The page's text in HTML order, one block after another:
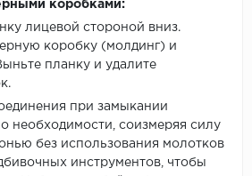
коробками:
лицевой стороной вниз.
коробку (молдинг) и
планку и удалите
при замыкании
необходимости, соизмеряя силу
без использования молотков
инструментов, чтобы